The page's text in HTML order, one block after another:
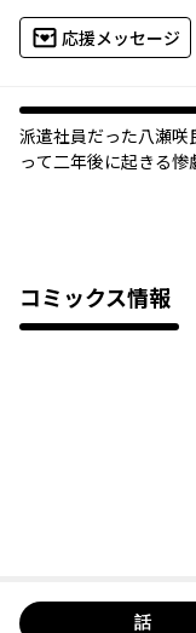
応援メッセージ
派遣社員だった八瀬
って二年後に起きる
彼女を待ち受けるの
コミックス情報
話